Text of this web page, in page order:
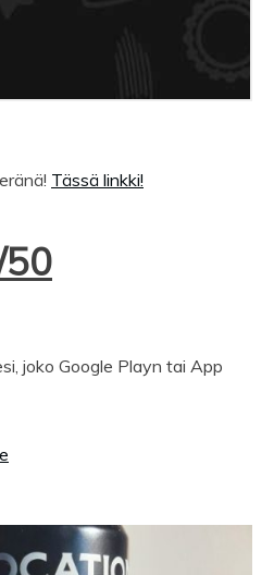
Tässä linkki!
joko Google Playn tai App